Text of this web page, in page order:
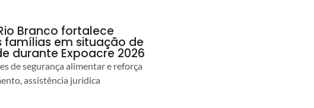
Branco fortalece
famílias em situação de
durante Expoacre 2026
de segurança alimentar e reforça
assistência jurídica